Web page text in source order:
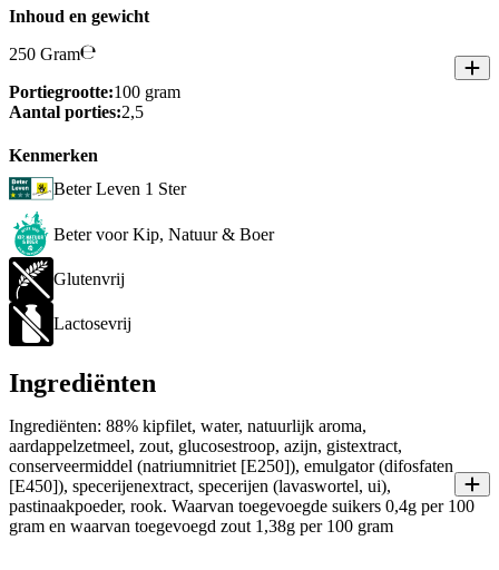
Inhoud en gewicht
250 Gram
Portiegrootte:100 gram
Aantal porties:2,5
Kenmerken
Beter Leven 1 Ster
Beter voor Kip, Natuur & Boer
Glutenvrij
Lactosevrij
Ingrediënten
Ingrediënten: 88% kipfilet, water, natuurlijk aroma,
aardappelzetmeel, zout, glucosestroop, azijn, gistextract,
conserveermiddel (natriumnitriet [E250]), emulgator (difosfaten
[E450]), specerijenextract, specerijen (lavaswortel, ui),
pastinaakpoeder, rook. Waarvan toegevoegde suikers 0,4g per 100
gram en waarvan toegevoegd zout 1,38g per 100 gram